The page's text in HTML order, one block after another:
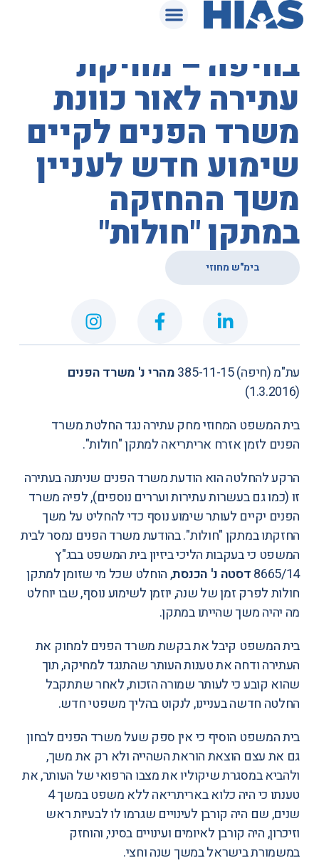
המאגר המשפטי
בית המשפט המחוזי
בחיפה – מחיקת
עתירה לאור כוונת
משרד הפנים לקיים
שימוע חדש לעניין
משך ההחזקה
במתקן "חולות"
בימ"ש מחוזי
עת"מ (חיפה) 385-11-15
מהרי נ' משרד הפנים
(1.3.2016)
בית המשפט המחוזי מחק עתירה נגד החלטת משרד
הפנים לזמן אזרח אריתריאה למתקן "חולות".
הרקע להחלטה הוא הודעת משרד הפנים שניתנה בעתירה
זו (כמו גם בעשרות עתירות ועררים נוספים), לפיה משרד
הפנים יקיים לעותר שימוע נוסף כדי להחליט על משך
החזקתו במתקן "חולות". בהודעת משרד הפנים נמסר לבית
המשפט כי בעקבות הליכי ביזיון בית המשפט בבג"ץ
8665/14דסטה נ' הכנסת, הוחלט שכל מי שזומן למתקן
חולות לפרק זמן של שנה, יוזמן לשימוע נוסף, שבו יוחלט
מה יהיה משך שהייתו במתקן.
בית המשפט קיבל את בקשת משרד הפנים למחוק את
העתירה ודחה את טענות העותר שהתנגד למחיקה, תוך
שהוא קובע כי לעותר שמורה הזכות, לאחר שתתקבל
החלטה חדשה בעניינו, לנקוט בהליך משפטי חדש.
בית המשפט הוסיף כי אין ספק שעל משרד הפנים לבחון
גם את עצם הוצאת הוראת השהייה ולא רק את משך,
ולהביא במסגרת שיקוליו את מצבו הרפואי של העותר, את
טענתו כי היה כלוא באריתריאה ללא משפט במשך 4
שנים, שם היה קורבן לעינויים שגרמו לו לבעיות ראש
וזיכרון, היה קורבן לאיומים ועינויים בסיני, והוחזק
במשמורת בישראל במשך שנה וחצי.